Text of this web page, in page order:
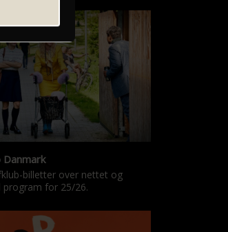
Danmark
billetter over nettet og
program for 25/26.